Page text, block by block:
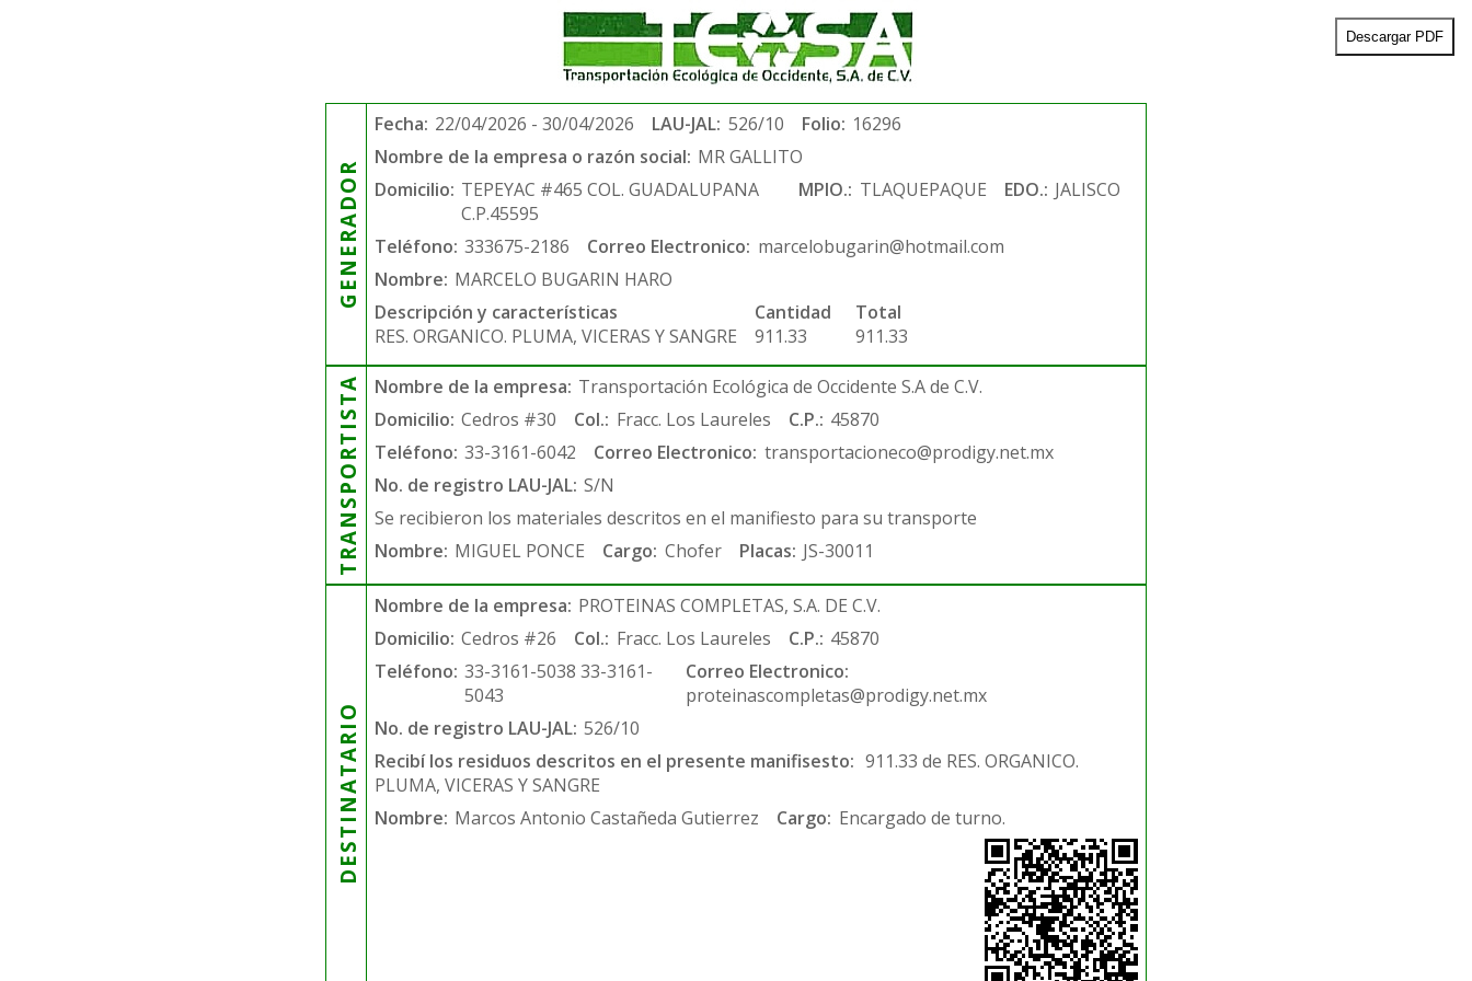
Descargar PDF
GENERADOR
Fecha: 22/04/2026 - 30/04/2026 LAU-JAL: 526/10 Folio: 16296
Nombre de la empresa o razón social: MR GALLITO
Domicilio: TEPEYAC #465 COL. GUADALUPANA
C.P.45595
MPIO.: TLAQUEPAQUE EDO.: JALISCO
Teléfono: 333675-2186 Correo Electronico: marcelobugarin@hotmail.com
Nombre: MARCELO BUGARIN HARO
Descripción y características
RES. ORGANICO. PLUMA, VICERAS Y SANGRE
Cantidad
911.33
Total
911.33
TRANSPORTISTA Nombre de la empresa: Transportación Ecológica de Occidente S.A de C.V.
Domicilio: Cedros #30 Col.: Fracc. Los Laureles C.P.: 45870
Teléfono: 33-3161-6042 Correo Electronico: transportacioneco@prodigy.net.mx
No. de registro LAU-JAL: S/N
Se recibieron los materiales descritos en el manifiesto para su transporte
Nombre: MIGUEL PONCE Cargo: Chofer Placas: JS-30011
DESTINATARIO
Nombre de la empresa: PROTEINAS COMPLETAS, S.A. DE C.V.
Domicilio: Cedros #26 Col.: Fracc. Los Laureles C.P.: 45870
Teléfono: 33-3161-5038 33-3161-
5043
Correo Electronico:
proteinascompletas@prodigy.net.mx
No. de registro LAU-JAL: 526/10
Recibí los residuos descritos en el presente manifisesto: 911.33 de RES. ORGANICO.
PLUMA, VICERAS Y SANGRE
Nombre: Marcos Antonio Castañeda Gutierrez Cargo: Encargado de turno.